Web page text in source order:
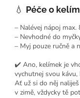
💧 Péče o
– Nalévej nápoj max.
– Nevhodné do
– Myj pouze ručně a
✔️ Ano, kelímek je
vychutnej svou kávu,
Ať už si do něj
v zimě, vždycky tě